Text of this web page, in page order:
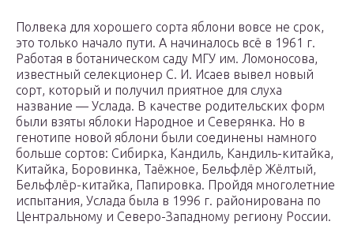
Полвека для хорошего сорта яблони вовсе не срок,
это только начало пути. А начиналось всё в 1961 г.
Работая в ботаническом саду МГУ им. Ломоносова,
известный селекционер С. И. Исаев вывел новый
сорт, который и получил приятное для слуха
название — Услада. В качестве родительских форм
были взяты яблоки Народное и Северянка. Но в
генотипе новой яблони были соединены намного
больше сортов: Сибирка, Кандиль, Кандиль-китайка,
Китайка, Боровинка, Таёжное, Бельфлёр Жёлтый,
Бельфлёр-китайка, Папировка. Пройдя многолетние
испытания, Услада была в 1996 г. районирована по
Центральному и Северо-Западному региону России.